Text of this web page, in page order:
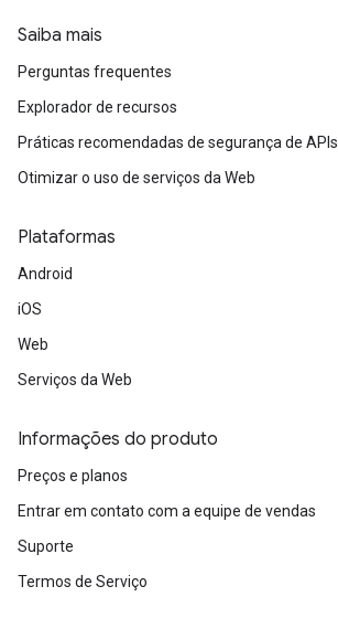
Saiba mais
Perguntas frequentes
Explorador de recursos
Práticas recomendadas de segurança de APIs
Otimizar o uso de serviços da Web
Plataformas
Android
iOS
Web
Serviços da Web
Informações do produto
Preços e planos
Entrar em contato com a equipe de vendas
Suporte
Termos de Serviço